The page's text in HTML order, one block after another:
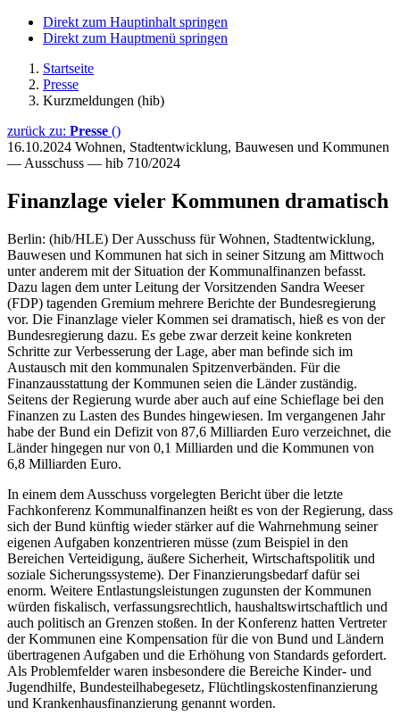
Direkt zum Hauptinhalt springen
Direkt zum Hauptmenü springen
Startseite
Presse
Kurzmeldungen (hib)
zurück zu: Presse ()
16.10.2024 Wohnen, Stadtentwicklung, Bauwesen und Kommunen
— Ausschuss — hib 710/2024
Finanzlage vieler Kommunen dramatisch
Berlin: (hib/HLE) Der Ausschuss für Wohnen, Stadtentwicklung,
Bauwesen und Kommunen hat sich in seiner Sitzung am Mittwoch
unter anderem mit der Situation der Kommunalfinanzen befasst.
Dazu lagen dem unter Leitung der Vorsitzenden Sandra Weeser
(FDP) tagenden Gremium mehrere Berichte der Bundesregierung
vor. Die Finanzlage vieler Kommen sei dramatisch, hieß es von der
Bundesregierung dazu. Es gebe zwar derzeit keine konkreten
Schritte zur Verbesserung der Lage, aber man befinde sich im
Austausch mit den kommunalen Spitzenverbänden. Für die
Finanzausstattung der Kommunen seien die Länder zuständig.
Seitens der Regierung wurde aber auch auf eine Schieflage bei den
Finanzen zu Lasten des Bundes hingewiesen. Im vergangenen Jahr
habe der Bund ein Defizit von 87,6 Milliarden Euro verzeichnet, die
Länder hingegen nur von 0,1 Milliarden und die Kommunen von
6,8 Milliarden Euro.
In einem dem Ausschuss vorgelegten Bericht über die letzte
Fachkonferenz Kommunalfinanzen heißt es von der Regierung, dass
sich der Bund künftig wieder stärker auf die Wahrnehmung seiner
eigenen Aufgaben konzentrieren müsse (zum Beispiel in den
Bereichen Verteidigung, äußere Sicherheit, Wirtschaftspolitik und
soziale Sicherungssysteme). Der Finanzierungsbedarf dafür sei
enorm. Weitere Entlastungsleistungen zugunsten der Kommunen
würden fiskalisch, verfassungsrechtlich, haushaltswirtschaftlich und
auch politisch an Grenzen stoßen. In der Konferenz hatten Vertreter
der Kommunen eine Kompensation für die von Bund und Ländern
übertragenen Aufgaben und die Erhöhung von Standards gefordert.
Als Problemfelder waren insbesondere die Bereiche Kinder- und
Jugendhilfe, Bundesteilhabegesetz, Flüchtlingskostenfinanzierung
und Krankenhausfinanzierung genannt worden.